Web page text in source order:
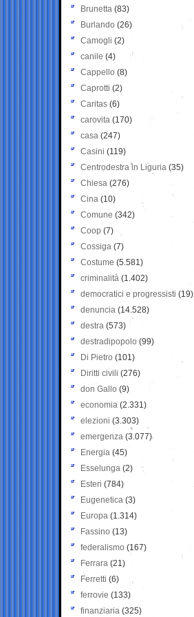
Brunetta (83)
Burlando (26)
Camogli (2)
canile (4)
Cappello (8)
Caprotti (2)
Caritas (6)
carovita (170)
casa (247)
Casini (119)
Centrodestra in Liguria (35)
Chiesa (276)
Cina (10)
Comune (342)
Coop (7)
Cossiga (7)
Costume (5.581)
criminalità (1.402)
democratici e progressisti (19)
denuncia (14.528)
destra (573)
destradipopolo (99)
Di Pietro (101)
Diritti civili (276)
don Gallo (9)
economia (2.331)
elezioni (3.303)
emergenza (3.077)
Energia (45)
Esselunga (2)
Esteri (784)
Eugenetica (3)
Europa (1.314)
Fassino (13)
federalismo (167)
Ferrara (21)
Ferretti (6)
ferrovie (133)
finanziaria (325)